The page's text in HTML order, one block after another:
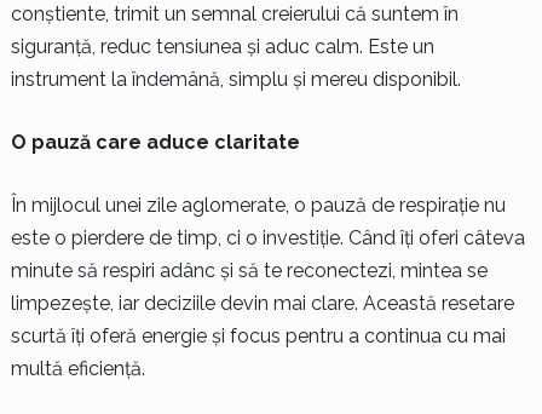
conștiente, trimit un semnal creierului că suntem în
siguranță, reduc tensiunea și aduc calm. Este un
instrument la îndemână, simplu și mereu disponibil.
O pauză care aduce claritate
În mijlocul unei zile aglomerate, o pauză de respirație nu
este o pierdere de timp, ci o investiție. Când îți oferi câteva
minute să respiri adânc și să te reconectezi, mintea se
limpezește, iar deciziile devin mai clare. Această resetare
scurtă îți oferă energie și focus pentru a continua cu mai
multă eficiență.